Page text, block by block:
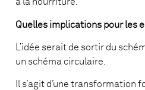
à la nourriture.
Quelles implications pour les
L’idée serait de sortir du
un schéma circulaire.
Il s’agit d’une transformation